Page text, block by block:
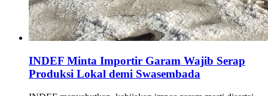
INDEF Minta Importir Garam Wajib Serap
Produksi Lokal demi Swasembada